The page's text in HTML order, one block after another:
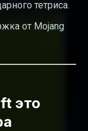
тетриса.
от Mojang
это